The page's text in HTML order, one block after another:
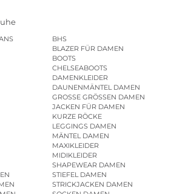
BHS
BLAZER FÜR DAMEN
BOOTS
CHELSEABOOTS
DAMENKLEIDER
DAUNENMÄNTEL DAMEN
GROSSE GRÖSSEN DAMEN
JACKEN FÜR DAMEN
KURZE RÖCKE
LEGGINGS DAMEN
MÄNTEL DAMEN
MAXIKLEIDER
MIDIKLEIDER
SHAPEWEAR DAMEN
STIEFEL DAMEN
STRICKJACKEN DAMEN